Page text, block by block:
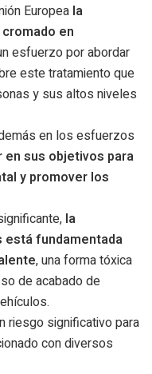
Europea la
en
esfuerzo por abordar
este tratamiento que
y sus altos niveles
en los esfuerzos
en sus objetivos para
y promover los
la
está fundamentada
, una forma tóxica
de acabado de
riesgo significativo para
con diversos